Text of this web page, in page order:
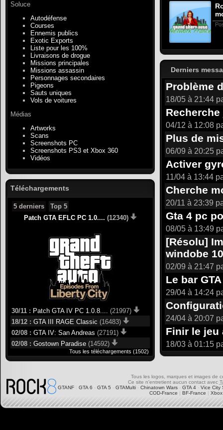
Soluce
Autodéfense
Courses
Ennemis publics
Exotic Exports
Liste pour les 100%
Livraisons de drogue
Missions principales
Missions assassin
Personnages secondaires
Pigeons
Sauts uniques
Vols de voitures
Médias
Artworks
Scans
Screenshots PC
Screenshots PS3 et Xbox 360
Vidéos
Téléchargements
5 derniers
Top 5
Patch GTA EFLC PC 1.0.... (12340)
30/11 : Patch GTA IV PC 1.0.8.... (21997)
18/12 : GTA III RAGE Classic (16483)
02/08 : GTA IV: San Andreas (27191)
02/08 : Gostown Paradise (14592)
Tous les téléchargements (1502)
Derniers
Problème
18/05 à 21:44
Recherche
04/12 à 12:08
Plus de
06/09 à 20:25
Activer
11/04 à 13:44
Cherche
20/11 à 23:39
Gta 4 pc
08/05 à 13:49
[Résolu]
windobe 10
02/09 à 21:47
Le bar
29/04 à 14:24
24/04 à 20:07
Finir le jeu
18/03 à 01:15
Tous les logos, marques et images de
Ce site n'entretient aucun contact avec
GTANF : GTA 6 - GTA 5 - GTAMulti - Chinatown Wars - GTA 4 - Vice City
COD-France | BF-France |